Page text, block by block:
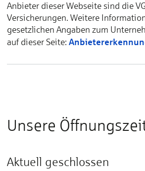
Anbieter dieser Webseite sind die
Versicherungen. Weitere
gesetzlichen Angaben zum
auf dieser Seite:
Unsere
Aktuell geschlossen